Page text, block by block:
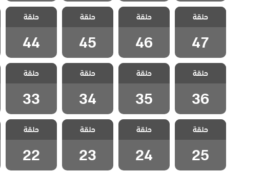
مسلسل ياسمين
مدبلج الحلقة 47
حلقة
47
مسلسل ياسمين
مدبلج الحلقة 46
حلقة
46
مسلسل ياسمين
مدبلج الحلقة 45
حلقة
45
مسلسل ياسمين
مدبلج الحلقة 44
حلقة
44
مسلسل ياسمين
مدبلج الحلقة 36
حلقة
36
مسلسل ياسمين
مدبلج الحلقة 35
حلقة
35
مسلسل ياسمين
مدبلج الحلقة 34
حلقة
34
مسلسل ياسمين
مدبلج الحلقة 33
حلقة
33
مسلسل ياسمين
مدبلج الحلقة 25
حلقة
25
مسلسل ياسمين
مدبلج الحلقة 24
حلقة
24
مسلسل ياسمين
مدبلج الحلقة 23
حلقة
23
مسلسل ياسمين
مدبلج الحلقة 22
حلقة
22